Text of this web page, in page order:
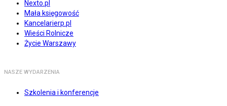
Nexto.pl
Mała księgowość
Kancelarierp.pl
Wieści Rolnicze
Życie Warszawy
NASZE WYDARZENIA
Szkolenia i konferencje